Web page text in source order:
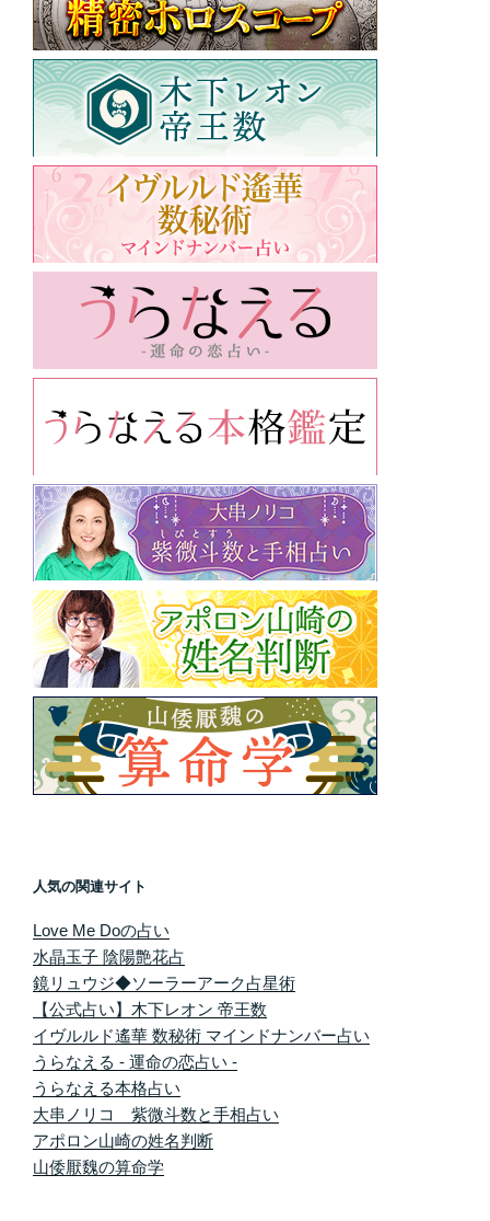
人気の関連サイト
Love Me Doの占い
水晶玉子 陰陽艶花占
鏡リュウジ◆ソーラーアーク占星術
【公式占い】木下レオン 帝王数
イヴルルド遙華 数秘術 マインドナンバー占い
うらなえる - 運命の恋占い -
うらなえる本格占い
大串ノリコ 紫微斗数と手相占い
アポロン山崎の姓名判断
山倭厭魏の算命学